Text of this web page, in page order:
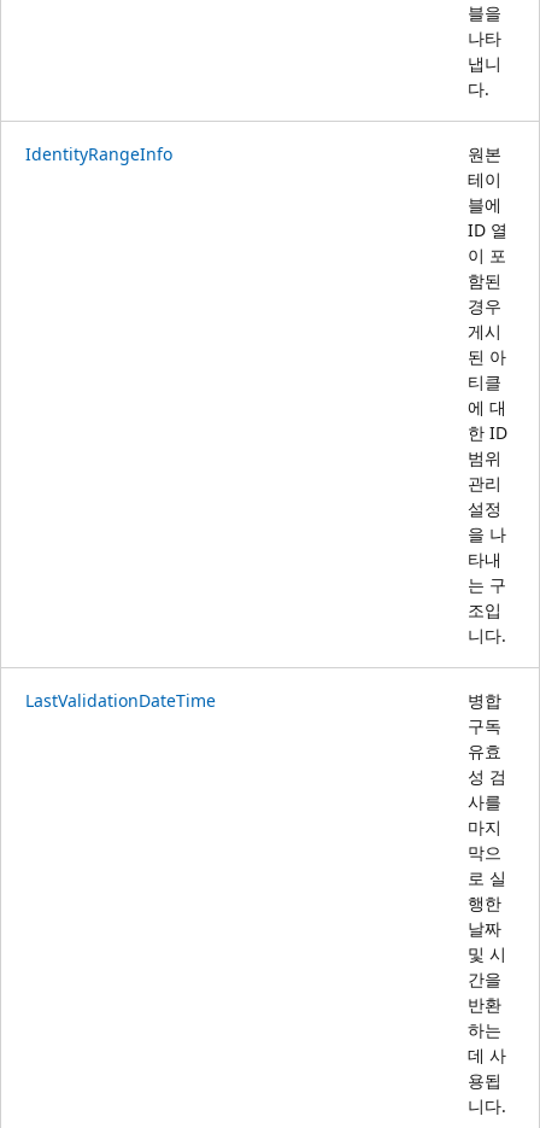
블을
나타
냅니
다.
IdentityRangeInfo
원본
테이
블에
ID 열
이 포
함된
경우
게시
된 아
티클
에 대
한 ID
범위
관리
설정
을 나
타내
는 구
조입
니다.
LastValidationDateTime
병합
구독
유효
성 검
사를
마지
막으
로 실
행한
날짜
및 시
간을
반환
하는
데 사
용됩
니다.